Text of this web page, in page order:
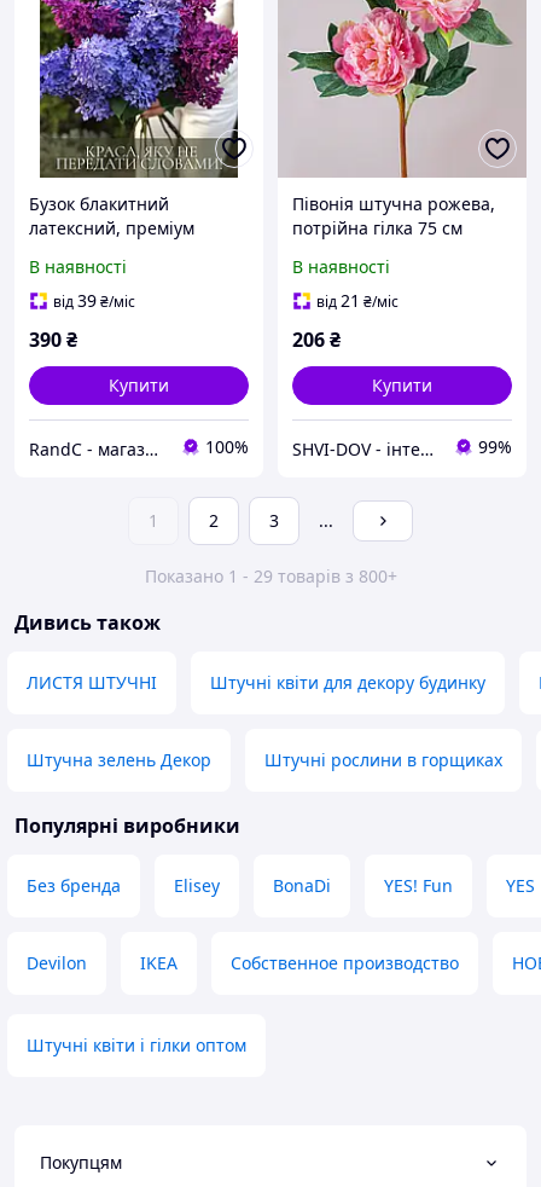
Бузок блакитний
латексний, преміум
Touch, велика гілка 72 см
В наявності
від39₴/міс
390₴
Купити
RandC - магазин потрібних товарів 100%
Півонія штучна рожева,
потрійна гілка 75 см
декору і букетів
В наявності
від21 ₴/міс
206₴
Купити
SHVI-DOV - інтернет-магазин якісних товарів 99%
1 2 3 ...
Показано 1 - 29 товарів з 800+
Дивись також
ЛИСТЯ ШТУЧНІ Штучні квіти для декору будинку
Штучна зелень Декор Штучні рослини в горщиках
Популярні виробники
Без бренда Elisey BonaDi YES! Fun YES
Devilon IKEA Собственное производство
Штучні квіти і гілки оптом
Покупцям